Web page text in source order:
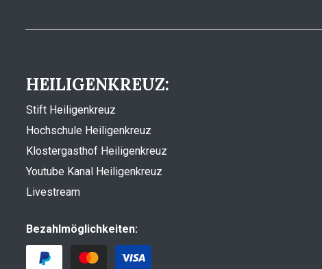
HEILIGENKREUZ:
Stift Heiligenkreuz
Hochschule Heiligenkreuz
Klostergasthof Heiligenkreuz
Youtube Kanal Heiligenkreuz
Livestream
Bezahlmöglichkeiten: